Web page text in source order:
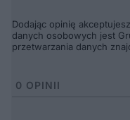
Dodając opinię akceptujesz
danych osobowych jest
przetwarzania danych
0 OPINII